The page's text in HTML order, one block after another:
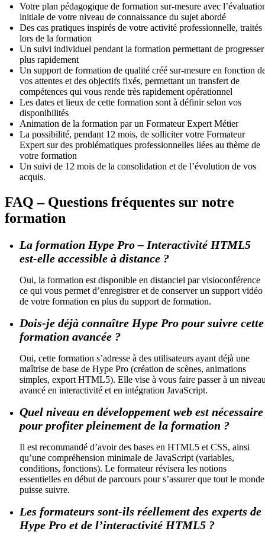
Votre plan pédagogique de formation sur-mesure avec
initiale de votre niveau de connaissance du sujet abordé
Des cas pratiques inspirés de votre activité professionnelle, traités
lors de la formation
Un suivi individuel pendant la formation permettant de progresser
plus rapidement
Un support de formation de qualité créé sur-mesure en fonction
vos attentes et des objectifs fixés, permettant un transfert de
compétences qui vous rende très rapidement opérationnel
Les dates et lieux de cette formation sont à définir selon vos
disponibilités
Animation de la formation par un Formateur Expert Métier
La possibilité, pendant 12 mois, de solliciter votre Formateur
Expert sur des problématiques professionnelles liées au thème de
votre formation
Un suivi de 12 mois de la consolidation et de l’évolution de vos
acquis.
FAQ – Questions fréquentes sur notre
formation
La formation Hype Pro – Interactivité HTML5
est-elle accessible à distance ?
Oui, la formation est disponible en distanciel par visioconférence
ce qui vous permet d’enregistrer et de conserver un support vidéo
de votre formation en plus du support de formation.
Dois-je déjà connaître Hype Pro pour suivre cette
formation avancée ?
Oui, cette formation s’adresse à des utilisateurs ayant déjà une
maîtrise de base de Hype Pro (création de scènes, animations
simples, export HTML5). Elle vise à vous faire passer à un
avancé en interactivité et en intégration JavaScript.
Quel niveau en développement web est nécessaire
pour profiter pleinement de la formation ?
Il est recommandé d’avoir des bases en HTML5 et CSS, ainsi
qu’une compréhension minimale de JavaScript (variables,
conditions, fonctions). Le formateur révisera les notions
essentielles en début de parcours pour s’assurer que tout le monde
puisse suivre.
Les formateurs sont-ils réellement des experts de
Hype Pro et de l’interactivité HTML5 ?